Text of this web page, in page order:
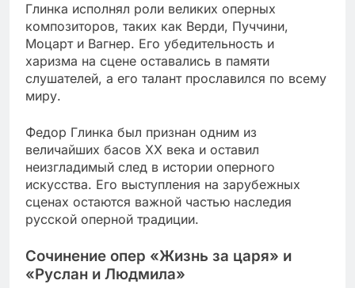
Глинка исполнял роли великих оперных
композиторов, таких как Верди, Пуччини,
Моцарт и Вагнер. Его убедительность и
харизма на сцене оставались в памяти
слушателей, а его талант прославился по всему
миру.
Федор Глинка был признан одним из
величайших басов XX века и оставил
неизгладимый след в истории оперного
искусства. Его выступления на зарубежных
сценах остаются важной частью наследия
русской оперной традиции.
Сочинение опер «Жизнь за царя» и
«Руслан и Людмила»